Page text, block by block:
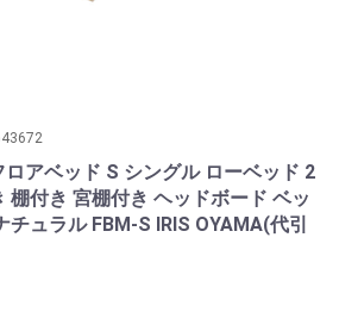
アベッド S シングル ローベッド 2
棚付き 宮棚付き ヘッドボード ベッ
チュラル FBM-S IRIS OYAMA(代引